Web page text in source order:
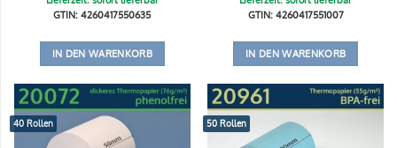
GTIN: 4260417550635
IN DEN WARENKORB
GTIN: 4260417551007
IN DEN WARENKORB
40 Rollen 50 Rollen